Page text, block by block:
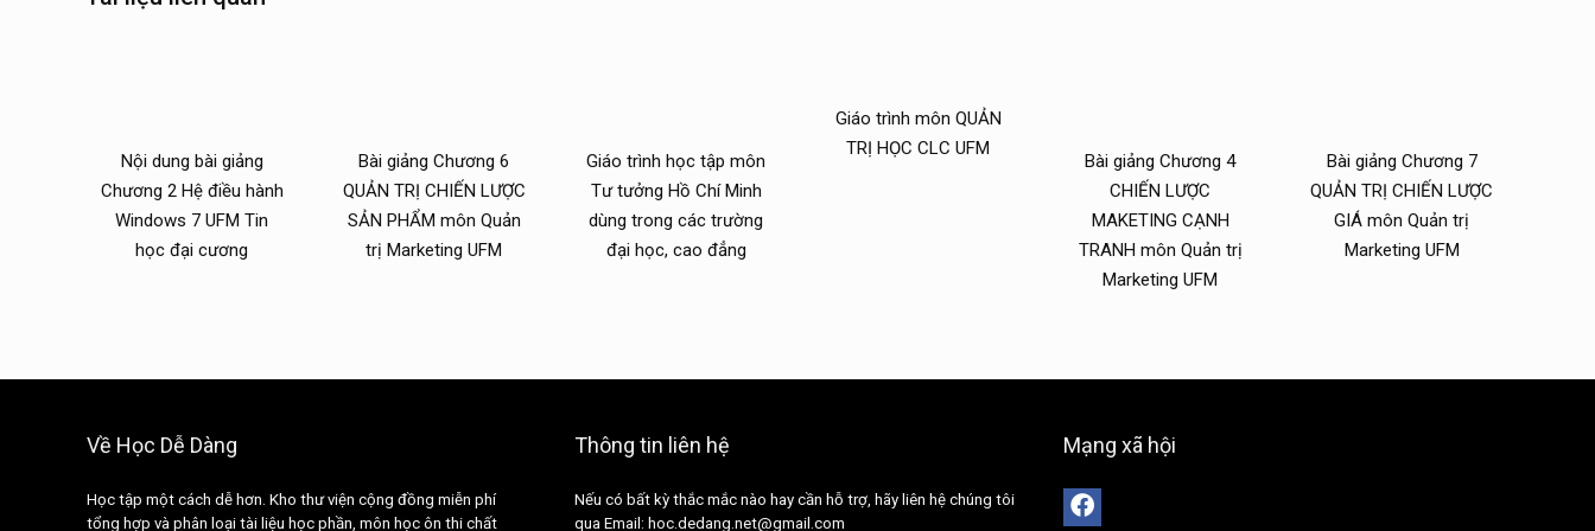
Nội dung bài giảng
Chương 2 Hệ điều hành
Windows 7 UFM Tin
học đại cương
Bài giảng Chương 6
QUẢN TRỊ CHIẾN LƯỢC
SẢN PHẨM môn Quản
trị Marketing UFM
Giáo trình học tập môn
Tư tưởng Hồ Chí Minh
dùng trong các trường
đại học, cao đẳng
Giáo trình môn QUẢN
TRỊ HỌC CLC UFM
Bài giảng Chương 4
CHIẾN LƯỢC
MAKETING CẠNH
TRANH môn Quản trị
Marketing UFM
Bài giảng Chương 7
QUẢN TRỊ CHIẾN LƯỢC
GIÁ môn Quản trị
Marketing UFM
Về Học Dễ Dàng
Học tập một cách dễ hơn. Kho thư viện cộng đồng miễn phí
tổng hợp và phân loại tài liệu học phần, môn học ôn thi chất
Thông tin liên hệ
Nếu có bất kỳ thắc mắc nào hay cần hỗ trợ, hãy liên hệ chúng tôi
qua Email: hoc.dedang.net@gmail.com
Mạng xã hội